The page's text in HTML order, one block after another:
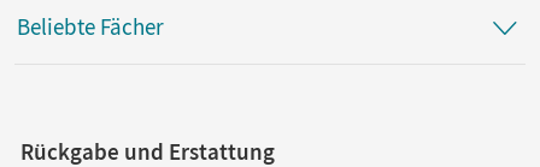
Beliebte Fächer
Rückgabe und Erstattung